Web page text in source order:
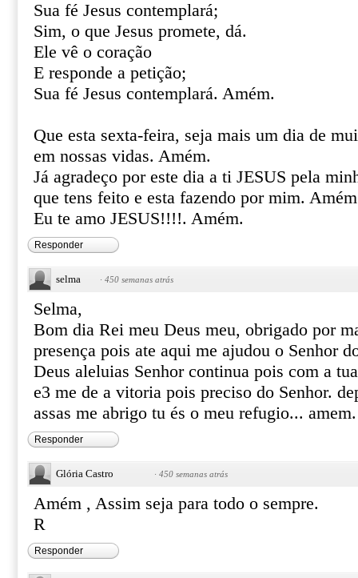
Sua fé Jesus contemplará;
Sim, o que Jesus promete, dá.
Ele vê o coração
E responde a petição;
Sua fé Jesus contemplará. Amém.
Que esta sexta-feira, seja mais um dia de
em nossas vidas. Amém.
Já agradeço por este dia a ti JESUS pela
que tens feito e esta fazendo por mim.
Eu te amo JESUS!!!!. Amém.
Responder
selma · 450 semanas atrás
Selma,
Bom dia Rei meu Deus meu, obrigado por
presença pois ate aqui me ajudou o Senhor
Deus aleluias Senhor continua pois com a
e3 me de a vitoria pois preciso do Senhor.
assas me abrigo tu és o meu refugio... amem.
Responder
Glória Castro · 450 semanas atrás
Amém , Assim seja para todo o sempre.
R
Responder